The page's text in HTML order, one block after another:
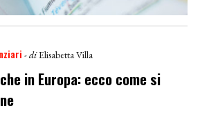
- diElisabetta Villa
in Europa: ecco come si